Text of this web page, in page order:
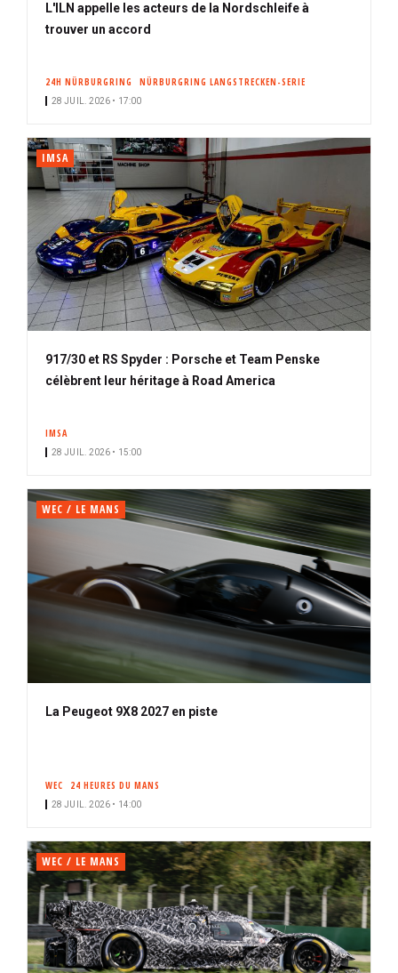
L'ILN appelle les acteurs de la Nordschleife à
trouver un accord
24H NÜRBURGRING NÜRBURGRING LANGSTRECKEN-SERIE
28 JUIL. 2026 • 17:00
IMSA
917/30 et RS Spyder : Porsche et Team Penske
célèbrent leur héritage à Road America
IMSA
28 JUIL. 2026 • 15:00
WEC / LE MANS
La Peugeot 9X8 2027 en piste
WEC 24 HEURES DU MANS
28 JUIL. 2026 • 14:00
WEC / LE MANS